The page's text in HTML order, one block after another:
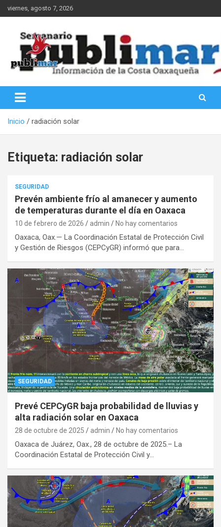
Saltar
al
viernes, agosto 7, 2026
PubliMar
Inicio radiación solar
Etiqueta: radiación solar
SEGURIDAD
Prevén ambiente frío al amanecer y aumento
de temperaturas durante el día en Oaxaca
10 de febrero de 2026 admin No hay comentarios
Oaxaca, Oax.— La Coordinación Estatal de Protección Civil
y Gestión de Riesgos (CEPCyGR) informó que para…
SEGURIDAD
Prevé CEPCyGR baja probabilidad de lluvias y
alta radiación solar en Oaxaca
28 de octubre de 2025 admin No hay comentarios
Oaxaca de Juárez, Oax., 28 de octubre de 2025.– La
Coordinación Estatal de Protección Civil y…